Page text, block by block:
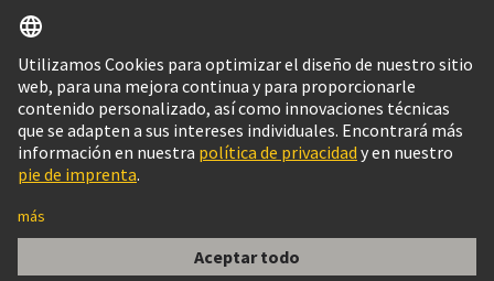
Perú Español
© Grupo Tecnológico HARTING
Imprint
Aviso Legal WebInformación al cliente